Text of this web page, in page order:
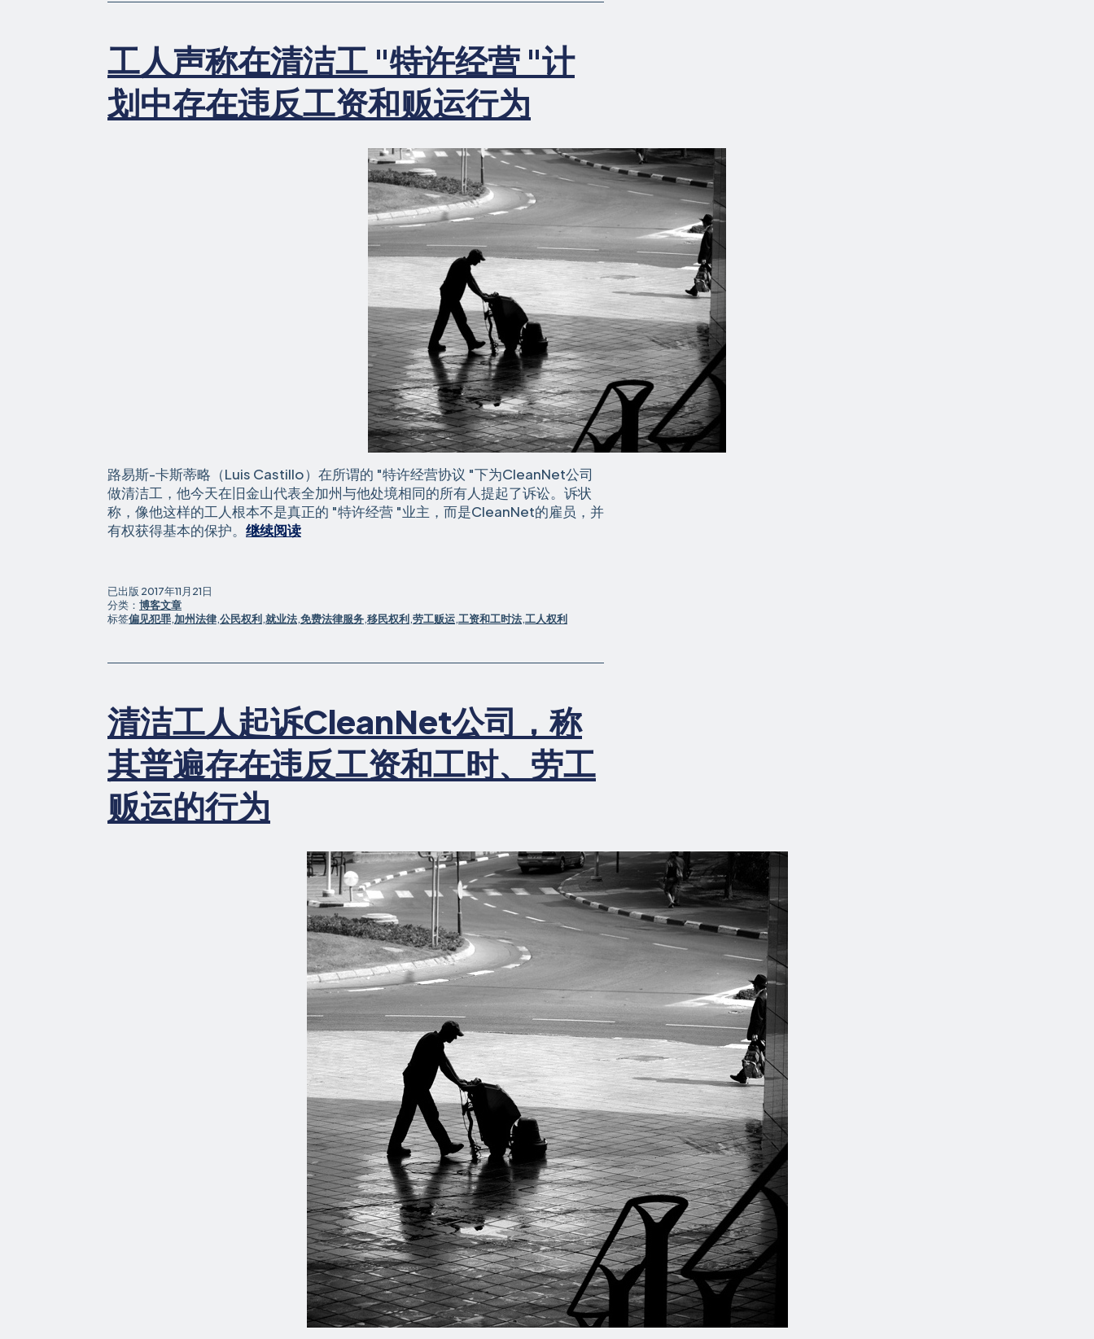
火
响
的
工
人
的
律
资
源
工人声称在清洁工 "特许经营 "计
划中存在违反工资和贩运行为
路易斯-卡斯蒂略（Luis Castillo）在所谓的 "特许经营协议 "下为CleanNet公司
做清洁工，他今天在旧金山代表全加州与他处境相同的所有人提起了诉讼。诉状
称，像他这样的工人根本不是真正的 "特许经营 "业主，而是CleanNet的雇员，并
有权获得基本的保护。 继续阅读工
工
许
"计
划
中
存
工
资
和
贩
运
行
为
已出版 2017年11月21日
分类： 博客文章
标签偏见犯罪,加州法律,公民权利 ,就业法,免费法律服务,移民权利 ,劳工贩运,工资和工时法,工人权利
清洁工人起诉CleanNet公司，称
其普遍存在违反工资和工时、劳工
贩运的行为